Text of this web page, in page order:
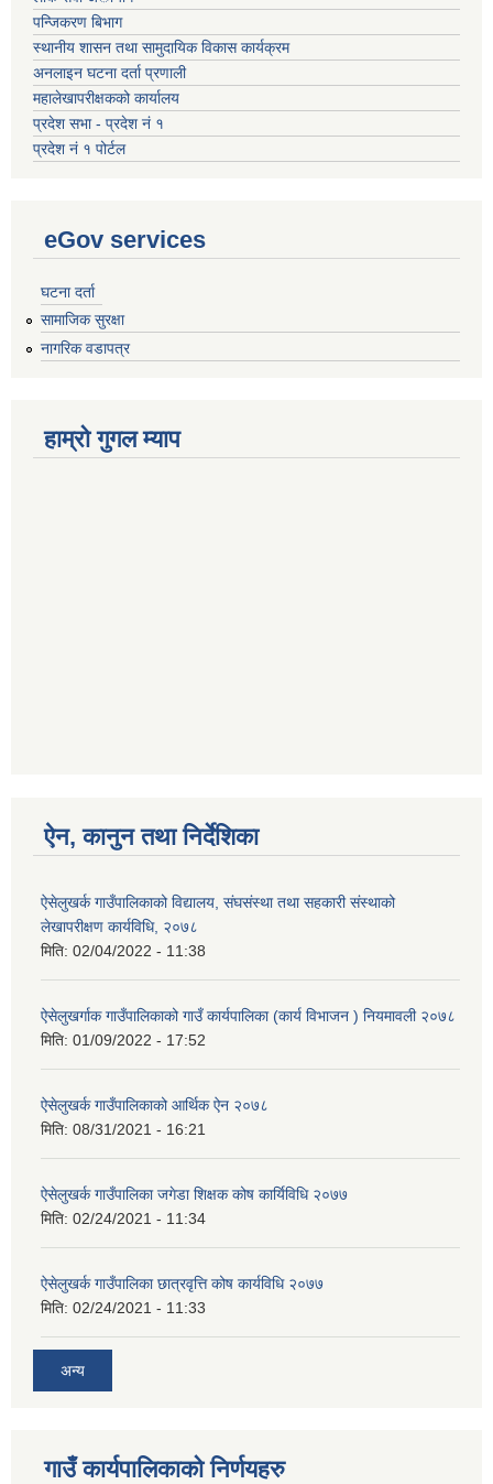
पन्जिकरण बिभाग
स्थानीय शासन तथा सामुदायिक विकास कार्यक्रम
अनलाइन घटना दर्ता प्रणाली
महालेखापरीक्षकको कार्यालय
प्रदेश सभा - प्रदेश नं १
प्रदेश नं १ पोर्टल
eGov services
घटना दर्ता
सामाजिक सुरक्षा
नागरिक वडापत्र
हाम्रो गुगल म्याप
ऐन, कानुन तथा निर्देशिका
ऐसेलुखर्क गाउँपालिकाको विद्यालय, संघसंस्था तथा सहकारी संस्थाको
लेखापरीक्षण कार्यविधि, २०७८
मिति: 02/04/2022 - 11:38
ऐसेलुखर्गाक गाउँपालिकाको गाउँ कार्यपालिका (कार्य विभाजन ) नियमावली २०७८
मिति: 01/09/2022 - 17:52
ऐसेलुखर्क गाउँपालिकाको आर्थिक ऐन २०७८
मिति: 08/31/2021 - 16:21
ऐसेलुखर्क गाउँपालिका जगेडा शिक्षक कोष कार्यिविधि २०७७
मिति: 02/24/2021 - 11:34
ऐसेलुखर्क गाउँपालिका छात्रवृत्ति कोष कार्यविधि २०७७
मिति: 02/24/2021 - 11:33
अन्य
गाउँ कार्यपालिकाको निर्णयहरु